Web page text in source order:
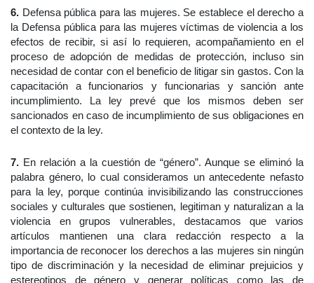
6. Defensa pública para las mujeres. Se establece el derecho a
la Defensa pública para las mujeres víctimas de violencia a los
efectos de recibir, si así lo requieren, acompañamiento en el
proceso de adopción de medidas de protección, incluso sin
necesidad de contar con el beneficio de litigar sin gastos. Con la
capacitación a funcionarios y funcionarias y sanción ante
incumplimiento. La ley prevé que los mismos deben ser
sancionados en caso de incumplimiento de sus obligaciones en
el contexto de la ley.
7. En relación a la cuestión de “género”. Aunque se eliminó la
palabra género, lo cual consideramos un antecedente nefasto
para la ley, porque continúa invisibilizando las construcciones
sociales y culturales que sostienen, legitiman y naturalizan a la
violencia en grupos vulnerables, destacamos que varios
artículos mantienen una clara redacción respecto a la
importancia de reconocer los derechos a las mujeres sin ningún
tipo de discriminación y la necesidad de eliminar prejuicios y
estereotipos de género y generar políticas como las de